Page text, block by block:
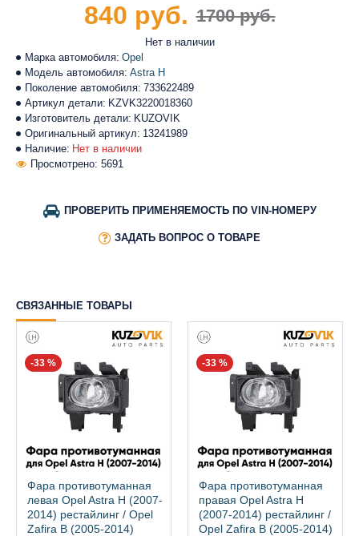
Наличие: Нет в наличии
Марка автомобиля: Opel
Модель автомобиля: Astra H
Поколение автомобиля: 733622489
Артикул детали: KZVK3220018360
Изготовитель детали: KUZOVIK
Оригинальный артикул: 13241989
Просмотрено: 5691
Нет в наличии
1700 руб.
840 руб.
ПРОВЕРИТЬ ПРИМЕНЯЕМОСТЬ ПО VIN-НОМЕРУ
ЗАДАТЬ ВОПРОС О ТОВАРЕ
СВЯЗАННЫЕ ТОВАРЫ
-33 %
Фара противотуманная
левая Opel Astra H (2007-
2014) рестайлинг / Opel
Zafira B (2005-2014)
-33 %
Фара противотуманная
правая Opel Astra H
(2007-2014) рестайлинг /
Opel Zafira B (2005-2014)